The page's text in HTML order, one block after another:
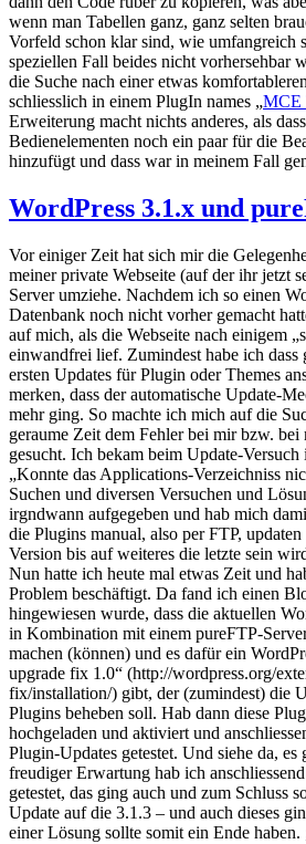
wenn man Tabellen ganz, ganz selten
Vorfeld schon klar sind, wie umfangreich
speziellen Fall beides nicht vorhersehbar
die Suche nach einer etwas
schliesslich in einem PlugIn names „MCE
Erweiterung macht nichts anderes, als
Bedienelementen noch ein paar für die
hinzufügt und dass war in meinem Fall
WordPress 3.1.x und
Vor einiger Zeit hat sich mir die
meiner private Webseite (auf der ihr jetzt
Server umziehe. Nachdem ich so einen
Datenbank noch nicht vorher gemacht
auf mich, als die Webseite nach einigem
einwandfrei lief. Zumindest habe ich dass
ersten Updates für Plugin oder Themes
merken, dass der automatische Update-
mehr ging. So machte ich mich auf die
geraume Zeit dem Fehler bei mir bzw.
gesucht. Ich bekam beim Update-
„Konnte das Applications-Verzeichniss
Suchen und diversen Versuchen und
irgndwann aufgegeben und hab mich
die Plugins manual, also per FTP,
Version bis auf weiteres die letzte sein
Nun hatte ich heute mal etwas Zeit und
Problem beschäftigt. Da fand ich einen
hingewiesen wurde, dass die aktuellen
in Kombination mit einem pureFTP-
machen (können) und es dafür ein
upgrade fix 1.0“ (http://wordpress.org/
fix/installation/) gibt, der (zumindest) die
Plugins beheben soll. Hab dann diese
hochgeladen und aktiviert und
Plugin-Updates getestet. Und siehe da,
freudiger Erwartung hab ich
getestet, das ging auch und zum Schluss
Update auf die 3.1.3 – und auch dieses
einer Lösung sollte somit ein Ende haben.